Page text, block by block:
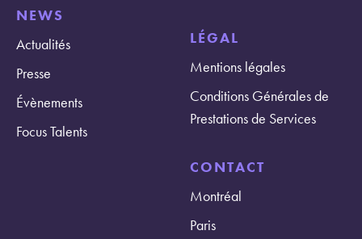
NEWS
Actualités
Presse
Évènements
Focus Talents
LÉGAL
Mentions légales
Conditions Générales de
Prestations de Services
CONTACT
Montréal
Paris